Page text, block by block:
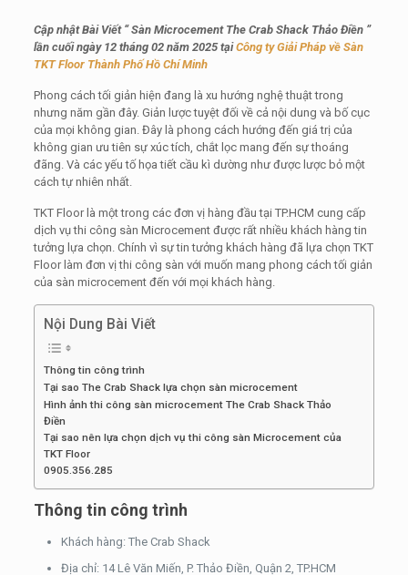
Cập nhật Bài Viết “ Sàn Microcement The Crab Shack Thảo Điền ”
lần cuối ngày 12 tháng 02 năm 2025 tạiCông ty Giải Pháp về Sàn
TKT Floor Thành Phố Hồ Chí Minh
Phong cách tối giản hiện đang là xu hướng nghệ thuật trong
nhưng năm gần đây. Giản lược tuyệt đối về cả nội dung và bố cục
của mọi không gian. Đây là phong cách hướng đến giá trị của
không gian ưu tiên sự xúc tích, chắt lọc mang đến sự thoáng
đãng. Và các yếu tố họa tiết cầu kì dường như được lược bỏ một
cách tự nhiên nhất.
TKT Floor là một trong các đơn vị hàng đầu tại TP.HCM cung cấp
dịch vụ thi công sàn Microcement được rất nhiều khách hàng tin
tưởng lựa chọn. Chính vì sự tin tưởng khách hàng đã lựa chọn TKT
Floor làm đơn vị thi công sàn với muốn mang phong cách tối giản
của sàn microcement đến với mọi khách hàng.
Nội Dung Bài Viết
Thông tin công trình
Tại sao The Crab Shack lựa chọn sàn microcement
Hình ảnh thi công sàn microcement The Crab Shack Thảo
Điền
Tại sao nên lựa chọn dịch vụ thi công sàn Microcement của
TKT Floor
0905.356.285
Thông tin công trình
Khách hàng: The Crab Shack
Địa chỉ: 14 Lê Văn Miến, P. Thảo Điền, Quận 2, TP.HCM